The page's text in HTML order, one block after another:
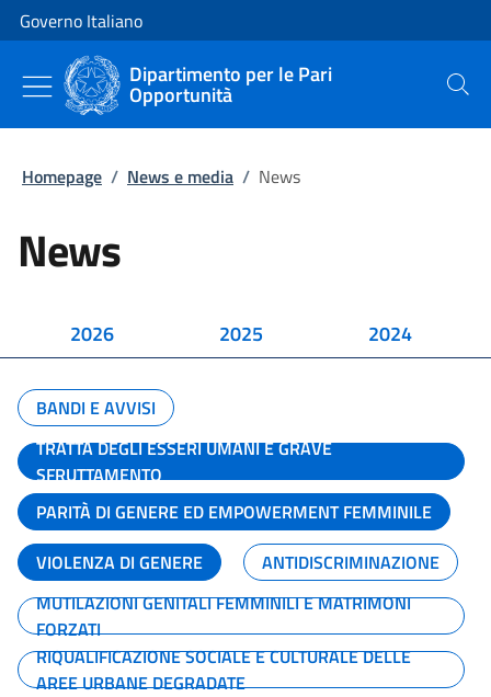
Vai al contenuto
Vai alla navigazione del sito
Governo Italiano
Dipartimento per le Pari
Opportunità Cerca
Homepage / News e media / News
News
2026 2025 2024
BANDI E AVVISI
TRATTA DEGLI ESSERI UMANI E GRAVE
SFRUTTAMENTO
PARITÀ DI GENERE ED EMPOWERMENT FEMMINILE
VIOLENZA DI GENERE
ANTIDISCRIMINAZIONE
MUTILAZIONI GENITALI FEMMINILI E MATRIMONI
FORZATI
RIQUALIFICAZIONE SOCIALE E CULTURALE DELLE
AREE URBANE DEGRADATE